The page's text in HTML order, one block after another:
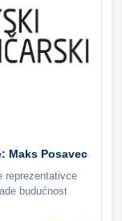
Maks Posavec
reprezentativce
budućnost